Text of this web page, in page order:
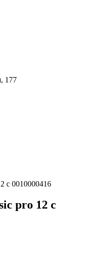
177
c 0010000416
pro 12 c